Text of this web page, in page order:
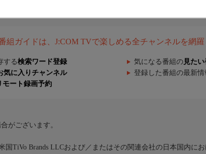
組ガイドは、J:COM TVで楽しめる全チャンネルを網羅
する検索ワード登録 気になる番組の 見たい
気に入りチャンネル 登録した番組の最新
モート録画予約
がございます。
TiVo Brands LLCおよび／またはその関連会社の日本国内に